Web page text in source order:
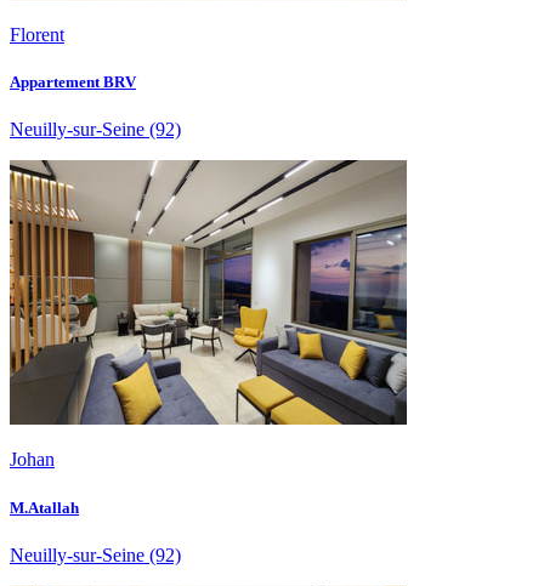
Florent
Appartement BRV
Neuilly-sur-Seine (92)
Johan
M.Atallah
Neuilly-sur-Seine (92)